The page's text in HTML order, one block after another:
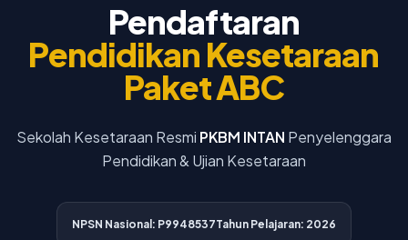
Pendaftaran
Pendidikan Kesetaraan
Paket ABC
Sekolah Kesetaraan Resmi PKBM INTAN Penyelenggara
Pendidikan & Ujian Kesetaraan
NPSN Nasional: P9948537Tahun Pelajaran: 2026